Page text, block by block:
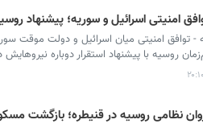
امنیتی اسرائیل و سوریه؛ پیشنهاد
توافق امنیتی میان اسرائیل و دولت موقت
روسیه با پیشنهاد استقرار دوباره
نظامی روسیه در قنیطره؛ بازگشت